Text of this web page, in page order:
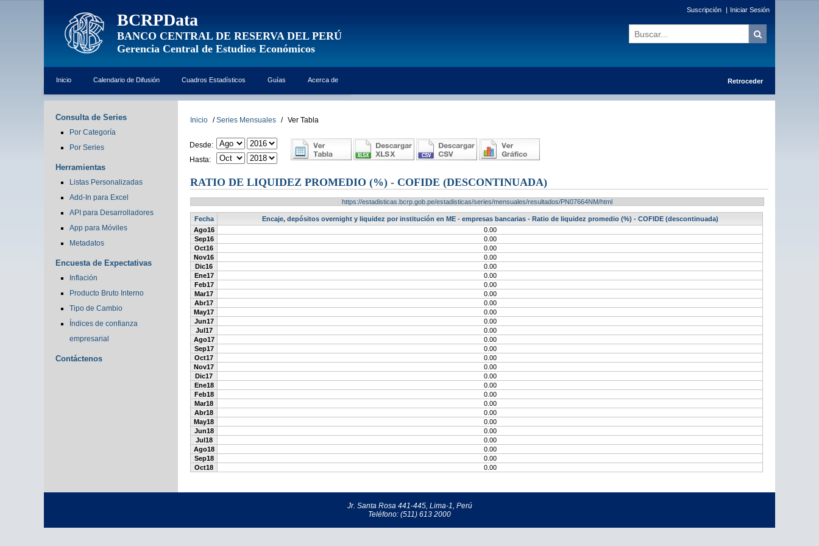
BCRPData
BANCO CENTRAL DE RESERVA DEL PERÚ
Gerencia Central de Estudios Económicos
Suscripción | Iniciar Sesión
Inicio Calendario de Difusión Cuadros Estadísticos Guías Acerca de Retroceder
Consulta de Series
Por Categoría
Por Series
Herramientas
Listas Personalizadas
Add-In para Excel
API para Desarrolladores
App para Móviles
Metadatos
Encuesta de Expectativas
Inflación
Producto Bruto Interno
Tipo de Cambio
Índices de confianza
empresarial
Contáctenos
Inicio / Series Mensuales / Ver Tabla
Desde:
Hasta:
RATIO DE LIQUIDEZ PROMEDIO (%) - COFIDE (DESCONTINUADA)
https://estadisticas.bcrp.gob.pe/estadisticas/series/mensuales/resultados/PN07664NM/html
Fecha
Encaje, depósitos overnight y liquidez por institución en ME - empresas bancarias - Ratio de liquidez promedio (%) - COFIDE (descontinuada)
Ago16
0.00
Sep16
0.00
Oct16
0.00
Nov16
0.00
Dic16
0.00
Ene17
0.00
Feb17
0.00
Mar17
0.00
Abr17
0.00
May17
0.00
Jun17
0.00
Jul17
0.00
Ago17
0.00
Sep17
0.00
Oct17
0.00
Nov17
0.00
Dic17
0.00
Ene18
0.00
Feb18
0.00
Mar18
0.00
Abr18
0.00
May18
0.00
Jun18
0.00
Jul18
0.00
Ago18
0.00
Sep18
0.00
Oct18
0.00
Jr. Santa Rosa 441-445, Lima-1, Perú
Teléfono: (511) 613 2000